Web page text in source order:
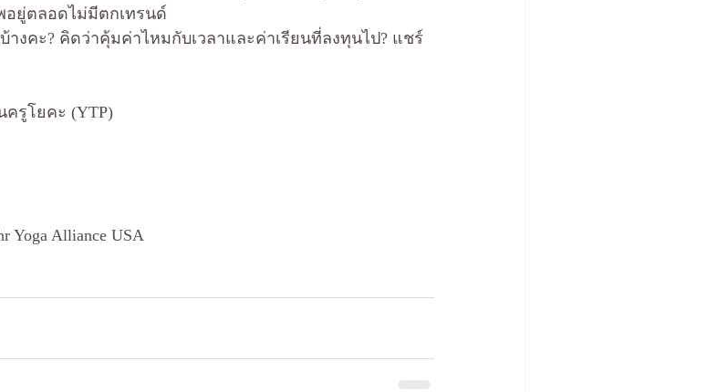
อยู่ตลอดไม่มีตกเทรนด์
างคะ? คิดว่าคุ้มค่าไหมกับเวลาและค่าเรียนที่ลงทุนไป? แชร์
ครูโยคะ (YTP)
Alliance USA